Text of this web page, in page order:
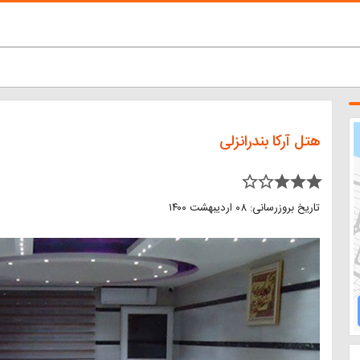
هتل آرکا بندرانزلی
star_border star_border star star star
تاریخ بروزرسانی: ۰۸ اردیبهشت ۱۴۰۰